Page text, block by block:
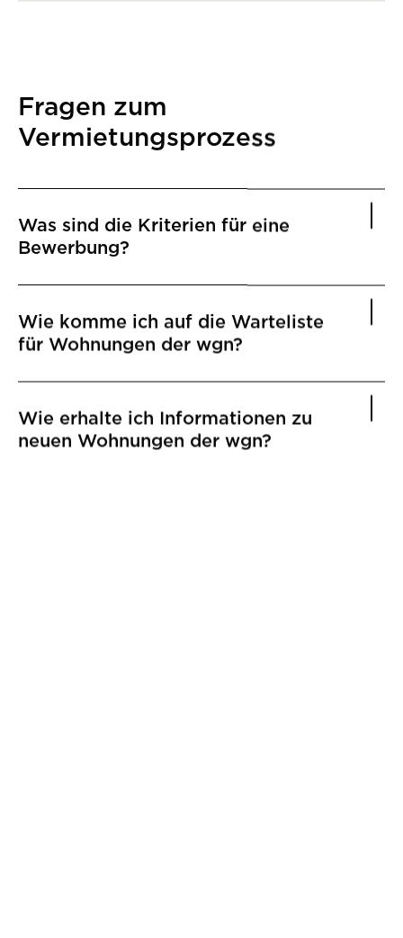
Fragen zum
Vermietungsprozess
Was sind die Kriterien für eine
Bewerbung?
Wie komme ich auf die Warteliste
für Wohnungen der wgn?
Wie erhalte ich Informationen zu
neuen Wohnungen der wgn?